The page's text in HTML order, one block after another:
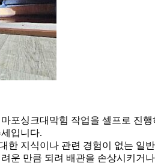
포싱크대막힘 작업을 셀프로 진행
입니다.
한 지식이나 관련 경험이 없는 일
운 만큼 되려 배관을 손상시키거나